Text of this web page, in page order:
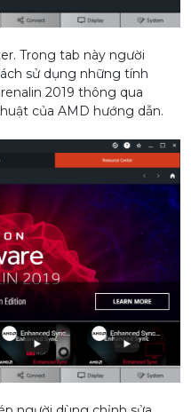
Trong tab này người
sử dụng những tính
2019 thông qua
của AMD hướng dẫn.